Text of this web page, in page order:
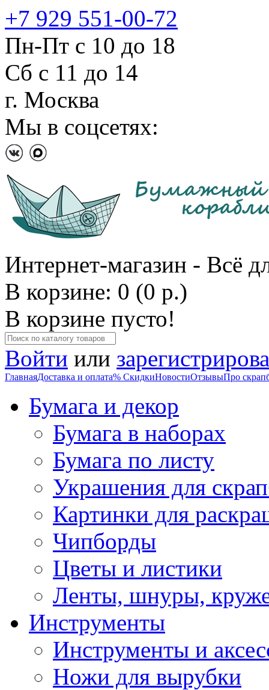
+7 929 551-00-72
Пн-Пт с 10 до 18
Сб с 11 до 14
г. Москва
Мы в соцсетях:
Интернет-магазин - Всё
В корзине: 0 (0 р.)
В корзине пусто!
Войти или
ГлавнаяДоставка и оплата% СкидкиНовостиОтзывыПро
Бумага и декор
Бумага в наборах
Бумага по листу
Украшения для
Картинки для
Чипборды
Цветы и листики
Ленты, шнуры,
Инструменты
Инструменты и
Ножи для вырубки